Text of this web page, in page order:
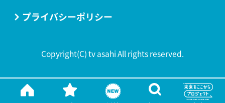
プライバシーポリシー
Copyright(C) tv asahi All rights reserved.